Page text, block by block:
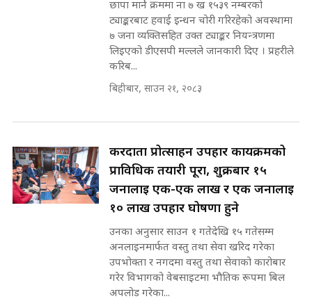
सहकारी पीडितसँग मन्त्री प्रतिभा रावलले
भनिन्–साथ दिनुहोस्, दबाब होइन ||
Sidhakura || Pratibha Rawal
SIDHAKURA ||
कहिले बन्ला चक्रपथ ? विस्तार कार्यमा
किन भइरहेछ ढिलाइ ?The Ring Road
Expansion Dilemma |
SIDHAKURA |
पटकपटक भावुक बने गृहमन्त्री सुदन
INVESTIGATION
मन्त्री आउने बित्तिकै सुरु भएको थियो
घुसको डिल || Raj Kumar Gupta ||
SIDHAKURA ||
घुसको डिल गर्ने मन्त्रीकाे राजिनामा,
भूमिसुधार मन्त्रीलाई जोगाइदै ! ||
SIDHAKURA ||
७८ लाख घुस खाने मन्त्री ! जोगाउने
प्रधानमन्त्री ? || SIDHAKURA ||
SIDHAKURA INVESTIGATION
||
छापा मार्ने क्रममा ना ७ ख १५३९ नम्बरको
ट्याङ्करबाट हवाई इन्धन चोरी गरिरहेको अवस्थामा
७ जना व्यक्तिसहित उक्त ट्याङ्कर नियन्त्रणमा
लिइएको डीएसपी मल्लले जानकारी दिए । प्रहरीले
करिब...
बिहीबार, साउन २१, २०८३
करदाता प्रोत्साहन उपहार कार्यक्रमको
प्राविधिक तयारी पूरा, शुक्रबार १५
जनालाई एक-एक लाख र एक जनालाई
१० लाख उपहार घोषणा हुने
उनका अनुसार साउन १ गतेदेखि १५ गतेसम्म
अनलाइनमार्फत वस्तु तथा सेवा खरिद गरेका
उपभोक्ता र नगदमा वस्तु तथा सेवाको कारोबार
गरेर विभागको वेबसाइटमा भौतिक रूपमा बिल
अपलोड गरेका...